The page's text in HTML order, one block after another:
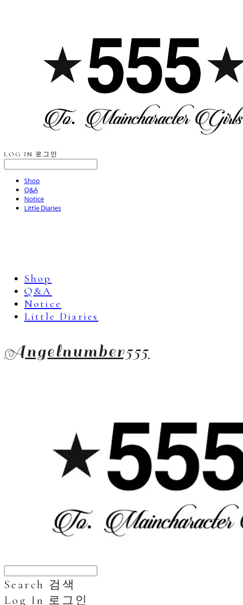
LOG IN 로그인
Shop
Q&A
Notice
Little Diaries
Shop
Q&A
Notice
Little Diaries
Angelnumber555
Search 검색
Log In 로그인